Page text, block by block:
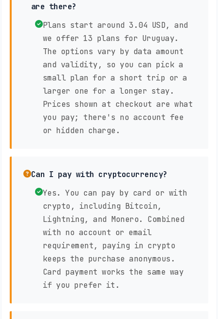
are there?
Plans start around 3.04 USD, and
we offer 13 plans for Uruguay.
The options vary by data amount
and validity, so you can pick a
small plan for a short trip or a
larger one for a longer stay.
Prices shown at checkout are what
you pay; there's no account fee
or hidden charge.
Can I pay with cryptocurrency?
Yes. You can pay by card or with
crypto, including Bitcoin,
Lightning, and Monero. Combined
with no account or email
requirement, paying in crypto
keeps the purchase anonymous.
Card payment works the same way
if you prefer it.